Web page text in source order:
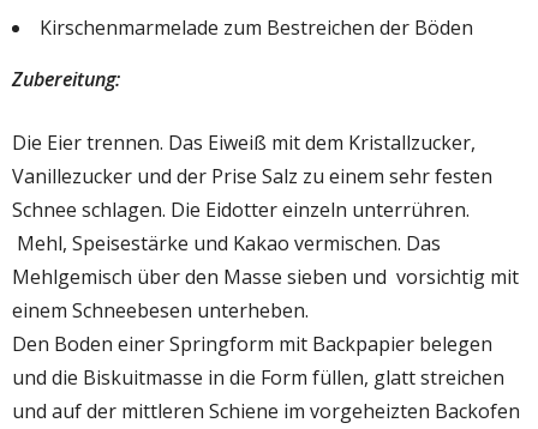
Kirschenmarmelade zum Bestreichen der Böden
Zubereitung:
Die Eier trennen. Das Eiweiß mit dem Kristallzucker,
Vanillezucker und der Prise Salz zu einem sehr festen
Schnee schlagen. Die Eidotter einzeln unterrühren.
Mehl, Speisestärke und Kakao vermischen. Das
Mehlgemisch über den Masse sieben und vorsichtig mit
einem Schneebesen unterheben.
Den Boden einer Springform mit Backpapier belegen
und die Biskuitmasse in die Form füllen, glatt streichen
und auf der mittleren Schiene im vorgeheizten Backofen